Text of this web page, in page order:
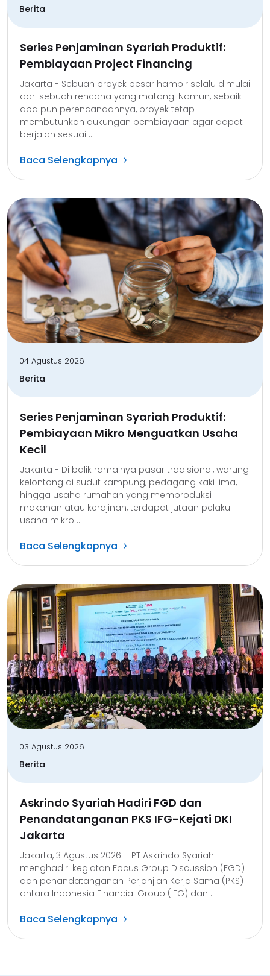
Berita
Series Penjaminan Syariah Produktif:
Pembiayaan Project Financing
Jakarta - Sebuah proyek besar hampir selalu dimulai
dari sebuah rencana yang matang. Namun, sebaik
apa pun perencanaannya, proyek tetap
membutuhkan dukungan pembiayaan agar dapat
berjalan sesuai ...
Baca Selengkapnya
04 Agustus 2026
Berita
Series Penjaminan Syariah Produktif:
Pembiayaan Mikro Menguatkan Usaha
Kecil
Jakarta - Di balik ramainya pasar tradisional, warung
kelontong di sudut kampung, pedagang kaki lima,
hingga usaha rumahan yang memproduksi
makanan atau kerajinan, terdapat jutaan pelaku
usaha mikro ...
Baca Selengkapnya
03 Agustus 2026
Berita
Askrindo Syariah Hadiri FGD dan
Penandatanganan PKS IFG-Kejati DKI
Jakarta
Jakarta, 3 Agustus 2026 – PT Askrindo Syariah
menghadiri kegiatan Focus Group Discussion (FGD)
dan penandatanganan Perjanjian Kerja Sama (PKS)
antara Indonesia Financial Group (IFG) dan ...
Baca Selengkapnya